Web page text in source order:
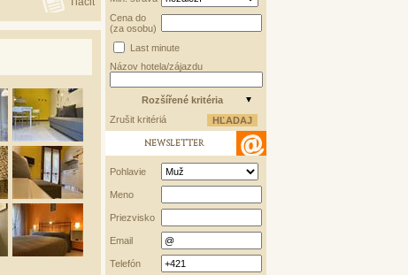
Cena do
(za osobu)
Last minute
Názov hotela/zájazdu
Rozšířené kritéria
Zrušit kritériá
NEWSLETTER
Pohlavie
Meno
Priezvisko
Email
Telefón